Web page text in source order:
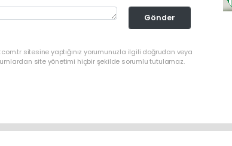
Gönder
sitesine yaptığınız yorumunuzla ilgili doğrudan veya
site yönetimi hiçbir şekilde sorumlu tutulamaz.